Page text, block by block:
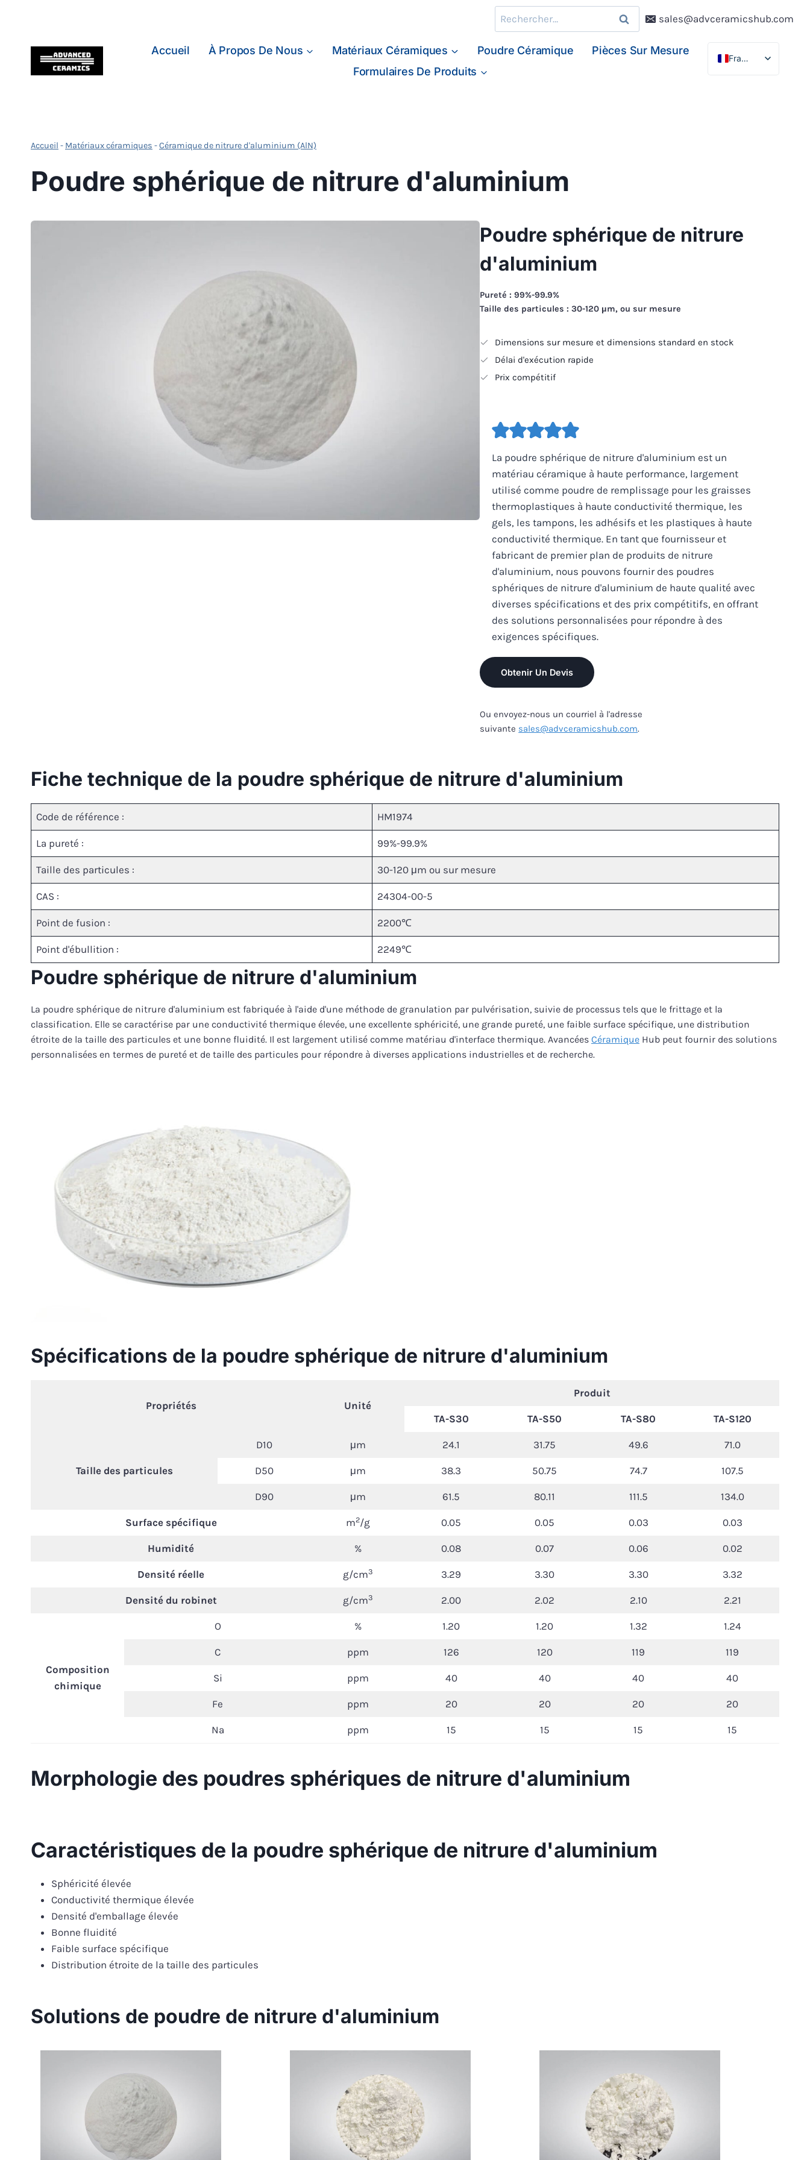
Rechercher : sales@advceramicshub.com
Accueil À Propos De Nous Matériaux Céramiques Poudre Céramique
Pièces Sur Mesure
Formulaires De Produits
Français
English
Accueil - Matériaux céramiques -Céramique de nitrure d'aluminium (AlN)
Poudre sphérique de nitrure d'aluminium
Poudre sphérique de nitrure
d'aluminium
Pureté : 99%-99.9%
Taille des particules : 30-120 μm, ou sur mesure
Dimensions sur mesure et dimensions standard en stock
Délai d'exécution rapide
Prix compétitif
La poudre sphérique de nitrure d'aluminium est un
matériau céramique à haute performance, largement
utilisé comme poudre de remplissage pour les graisses
thermoplastiques à haute conductivité thermique, les
gels, les tampons, les adhésifs et les plastiques à haute
conductivité thermique. En tant que fournisseur et
fabricant de premier plan de produits de nitrure
d'aluminium, nous pouvons fournir des poudres
sphériques de nitrure d'aluminium de haute qualité avec
diverses spécifications et des prix compétitifs, en offrant
des solutions personnalisées pour répondre à des
exigences spécifiques.
Obtenir Un Devis
Ou envoyez-nous un courriel à l'adresse
suivante sales@advceramicshub.com.
Fiche technique de la poudre sphérique de nitrure d'aluminium
Code de référence : HM1974
La pureté : 99%-99.9%
Taille des particules : 30-120 μm ou sur mesure
CAS : 24304-00-5
Point de fusion : 2200℃
Point d'ébullition : 2249℃
Poudre sphérique de nitrure d'aluminium
La poudre sphérique de nitrure d'aluminium est fabriquée à l'aide d'une méthode de granulation par pulvérisation, suivie de processus tels que le frittage et la
classification. Elle se caractérise par une conductivité thermique élevée, une excellente sphéricité, une grande pureté, une faible surface spécifique, une distribution
étroite de la taille des particules et une bonne fluidité. Il est largement utilisé comme matériau d'interface thermique. Avancées Céramique Hub peut fournir des solutions
personnalisées en termes de pureté et de taille des particules pour répondre à diverses applications industrielles et de recherche.
Spécifications de la poudre sphérique de nitrure d'aluminium
Propriétés Unité
Produit
TA-S30 TA-S50 TA-S80 TA-S120
Taille des particules
D10 μm 24.1 31.75 49.6 71.0
D50 μm 38.3 50.75 74.7 107.5
D90 μm 61.5 80.11 111.5 134.0
Surface spécifique m2/g 0.05 0.05 0.03 0.03
Humidité % 0.08 0.07 0.06 0.02
Densité réelle g/cm3 3.29 3.30 3.30 3.32
Densité du robinet g/cm3 2.00 2.02 2.10 2.21
Composition
chimique
O % 1.20 1.20 1.32 1.24
C ppm 126 120 119 119
Si ppm 40 40 40 40
Fe ppm 20 20 20 20
Na ppm 15 15 15 15
Morphologie des poudres sphériques de nitrure d'aluminium
Caractéristiques de la poudre sphérique de nitrure d'aluminium
Sphéricité élevée
Conductivité thermique élevée
Densité d'emballage élevée
Bonne fluidité
Faible surface spécifique
Distribution étroite de la taille des particules
Solutions de poudre de nitrure d'aluminium